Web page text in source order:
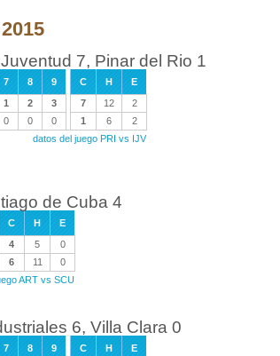
7, Pinar del Rio 1
7 8 9 C H
E
1 2 3 7 12
2
0 0 0 1 6
2
datos del juego PRI vs IJV
de Cuba 4
C H
E
4 5
0
6 11
0
ART vs SCU
6, Villa Clara 0
7 8 9 C H
E